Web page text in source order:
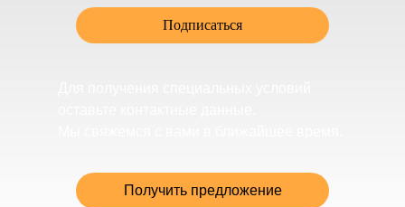
Подписаться
Получить предложение